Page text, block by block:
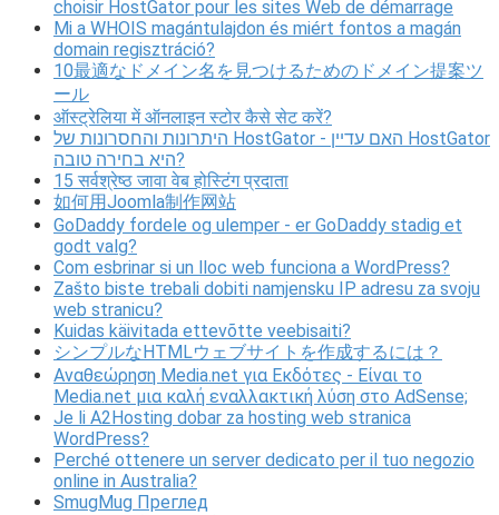
choisir HostGator pour les sites Web de démarrage
Mi a WHOIS magántulajdon és miért fontos a magán
domain regisztráció?
10最適なドメイン名を見つけるためのドメイン提案ツ
ール
ऑस्ट्रेलिया में ऑनलाइन स्टोर कैसे सेट करें?
היתרונות והחסרונות של HostGator - האם עדיין HostGator
היא בחירה טובה?
15 सर्वश्रेष्ठ जावा वेब होस्टिंग प्रदाता
如何用Joomla制作网站
GoDaddy fordele og ulemper - er GoDaddy stadig et
godt valg?
Com esbrinar si un lloc web funciona a WordPress?
Zašto biste trebali dobiti namjensku IP adresu za svoju
web stranicu?
Kuidas käivitada ettevõtte veebisaiti?
シンプルなHTMLウェブサイトを作成するには？
Αναθεώρηση Media.net για Εκδότες - Είναι το
Media.net μια καλή εναλλακτική λύση στο AdSense;
Je li A2Hosting dobar za hosting web stranica
WordPress?
Perché ottenere un server dedicato per il tuo negozio
online in Australia?
SmugMug Преглед